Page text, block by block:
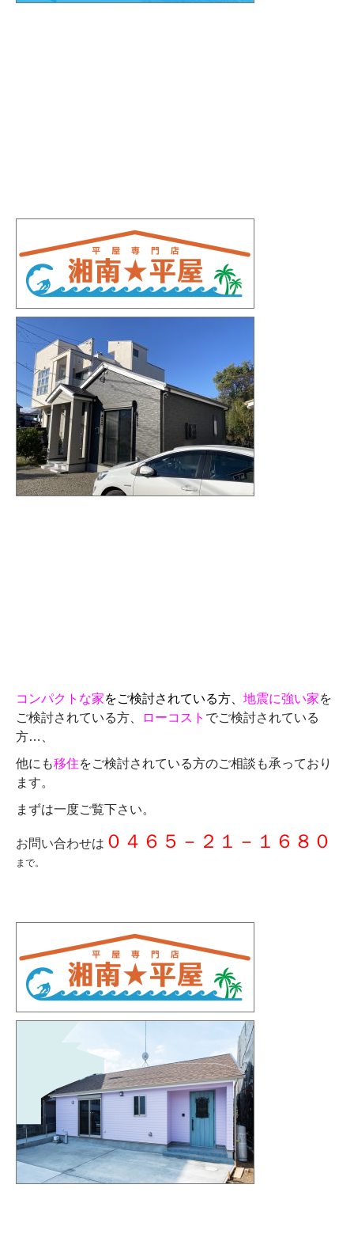
コンパクトな家をご検討されている方、 地震に強い家を
ご検討されている方、
ローコスト でご検討されている
方…、
他にも移住をご検討されている方のご相談も承っており
ます。
まずは一度ご覧下さい。
お問い合わせは ０４６５－２１－１６８０
まで。